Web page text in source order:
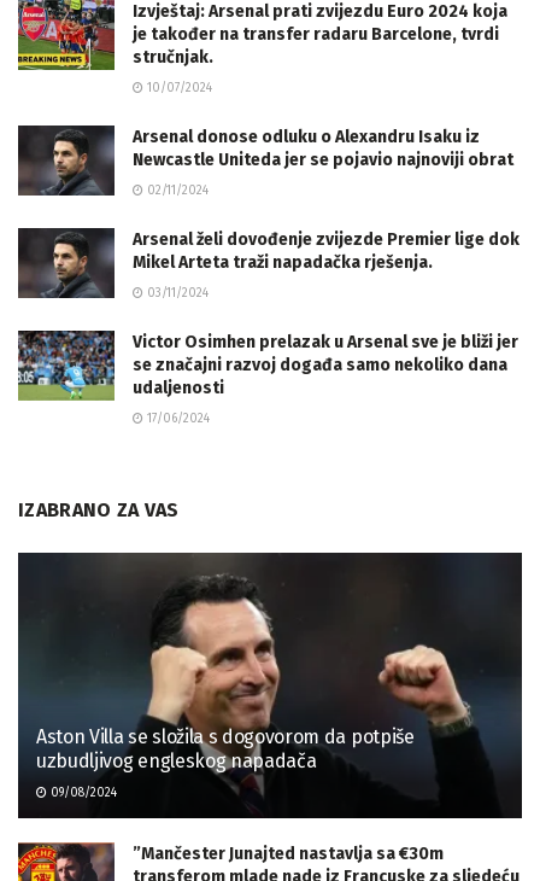
Izvještaj: Arsenal prati zvijezdu Euro 2024 koja
je također na transfer radaru Barcelone, tvrdi
stručnjak.
10/07/2024
Arsenal donose odluku o Alexandru Isaku iz
Newcastle Uniteda jer se pojavio najnoviji obrat
02/11/2024
Arsenal želi dovođenje zvijezde Premier lige dok
Mikel Arteta traži napadačka rješenja.
03/11/2024
Victor Osimhen prelazak u Arsenal sve je bliži jer
se značajni razvoj događa samo nekoliko dana
udaljenosti
17/06/2024
IZABRANO ZA VAS
Aston Villa se složila s dogovorom da potpiše
uzbudljivog engleskog napadača
09/08/2024
”Mančester Junajted nastavlja sa €30m